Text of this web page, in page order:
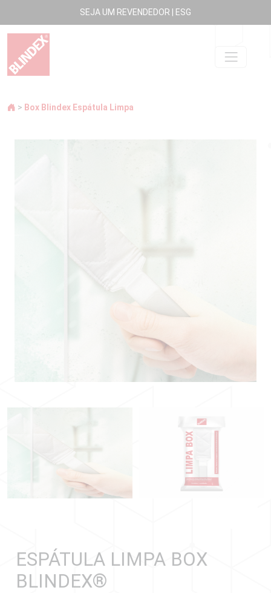
SEJA UM REVENDEDOR ESG
> Box Blindex Espátula Limpa
ESPÁTULA LIMPA BOX
BLINDEX®